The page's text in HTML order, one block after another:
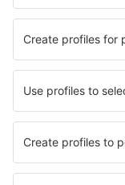
Hotels in Hyderabad
Hotels in Thekkady
Hotels in Ahmedabad
Die besten Hotels -